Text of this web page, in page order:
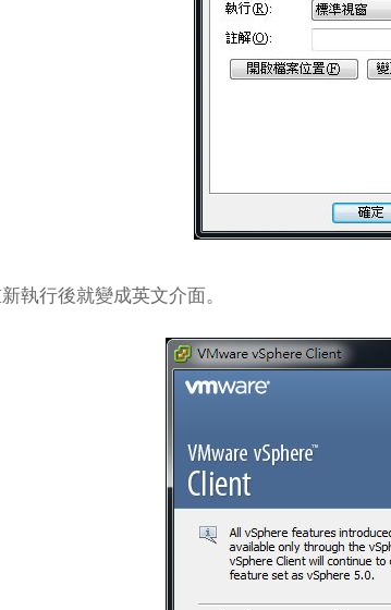
執行後就變成英文介面。